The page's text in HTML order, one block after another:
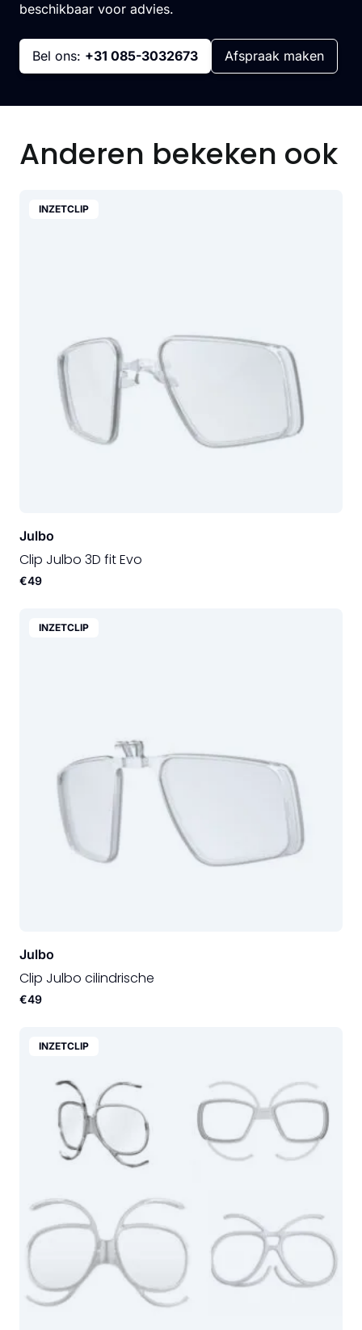
beschikbaar voor advies.
Bel ons: +31 085-3032673 Afspraak maken
Anderen bekeken ook
INZETCLIP
Julbo
Clip Julbo 3D fit Evo
€49
INZETCLIP
Julbo
Clip Julbo cilindrische
€49
INZETCLIP